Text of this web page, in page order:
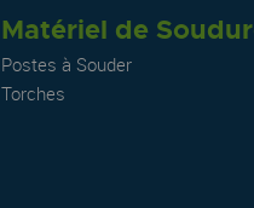
Matériel de
Postes à Souder
Torches